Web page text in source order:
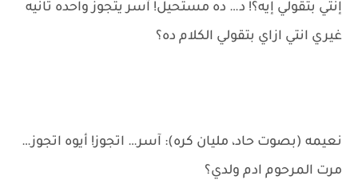
إنتي بتقولي إيه؟! د… ده مستحيل! آسر يتجوز واحده تانيه
غيري انتي ازاي بتقولي الكلام ده؟
نعيمه (بصوت حاد، مليان كره): آسر… اتجوز! أيوه اتجوز…
مرت المرحوم ادم ولدي؟